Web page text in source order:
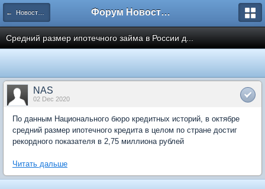
← Новости рынка недвижимости Форум Новостройки
Средний размер ипотечного займа в России д...
NAS
02 Dec 2020
По данным Национального бюро кредитных историй, в октябре
средний размер ипотечного кредита в целом по стране достиг
рекордного показателя в 2,75 миллиона рублей
Читать дальше